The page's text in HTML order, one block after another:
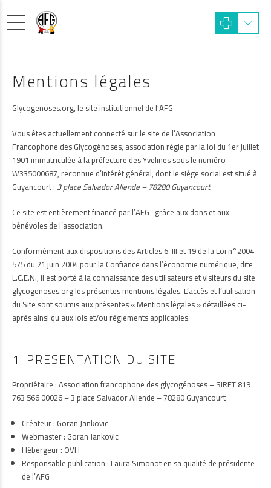
Mentions légales
Glycogenoses.org, le site institutionnel de l’AFG
Vous êtes actuellement connecté sur le site de l’Association
Francophone des Glycogénoses, association régie par la loi du 1er juillet
1901 immatriculée à la préfecture des Yvelines sous le numéro
W335000687, reconnue d’intérêt général, dont le siège social est situé à
Guyancourt : 3 place Salvador Allende – 78280 Guyancourt
Ce site est entièrement financé par l’AFG- grâce aux dons et aux
bénévoles de l’association.
Conformément aux dispositions des Articles 6-III et 19 de la Loi n°2004-
575 du 21 juin 2004 pour la Confiance dans l’économie numérique, dite
L.C.E.N., il est porté à la connaissance des utilisateurs et visiteurs du site
glycogenoses.org les présentes mentions légales. L’accès et l’utilisation
du Site sont soumis aux présentes « Mentions légales » détaillées ci-
après ainsi qu’aux lois et/ou règlements applicables.
1. PRESENTATION DU SITE
Propriétaire : Association francophone des glycogénoses – SIRET 819
763 566 00026 – 3 place Salvador Allende – 78280 Guyancourt
Créateur : Goran Jankovic
Webmaster : Goran Jankovic
Hébergeur : OVH
Responsable publication : Laura Simonot en sa qualité de présidente
de l’AFG